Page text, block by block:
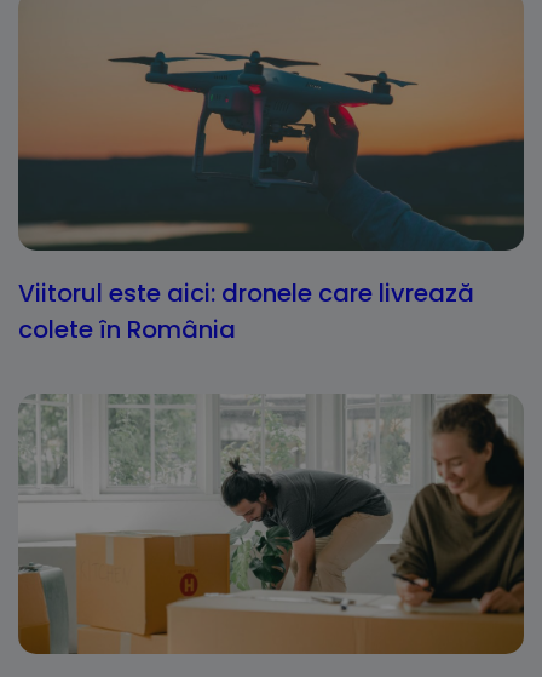
Viitorul este aici: dronele care livrează
colete în România